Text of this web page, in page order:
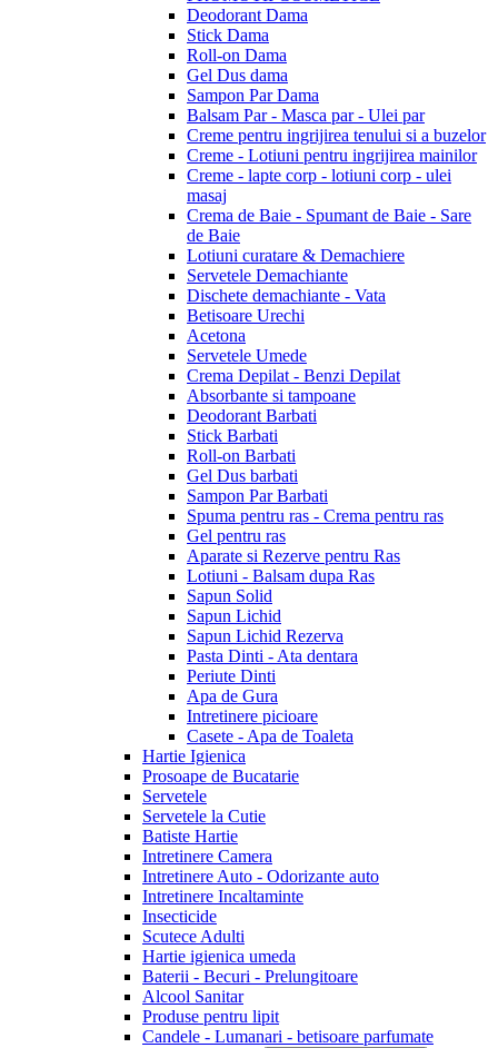
Deodorant Dama
Stick Dama
Roll-on Dama
Gel Dus dama
Sampon Par Dama
Balsam Par - Masca par - Ulei par
Creme pentru ingrijirea tenului si a buzelor
Creme - Lotiuni pentru ingrijirea mainilor
Creme - lapte corp - lotiuni corp - ulei
masaj
Crema de Baie - Spumant de Baie - Sare
de Baie
Lotiuni curatare & Demachiere
Servetele Demachiante
Dischete demachiante - Vata
Betisoare Urechi
Acetona
Servetele Umede
Crema Depilat - Benzi Depilat
Absorbante si tampoane
Deodorant Barbati
Stick Barbati
Roll-on Barbati
Gel Dus barbati
Sampon Par Barbati
Spuma pentru ras - Crema pentru ras
Gel pentru ras
Aparate si Rezerve pentru Ras
Lotiuni - Balsam dupa Ras
Sapun Solid
Sapun Lichid
Sapun Lichid Rezerva
Pasta Dinti - Ata dentara
Periute Dinti
Apa de Gura
Intretinere picioare
Casete - Apa de Toaleta
Hartie Igienica
Prosoape de Bucatarie
Servetele
Servetele la Cutie
Batiste Hartie
Intretinere Camera
Intretinere Auto - Odorizante auto
Intretinere Incaltaminte
Insecticide
Scutece Adulti
Hartie igienica umeda
Baterii - Becuri - Prelungitoare
Alcool Sanitar
Produse pentru lipit
Candele - Lumanari - betisoare parfumate